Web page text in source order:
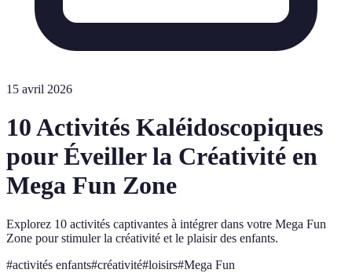
15 avril 2026
10 Activités Kaléidoscopiques
pour Éveiller la Créativité en
Mega Fun Zone
Explorez 10 activités captivantes à intégrer dans votre Mega Fun
Zone pour stimuler la créativité et le plaisir des enfants.
#activités enfants#créativité#loisirs#Mega Fun